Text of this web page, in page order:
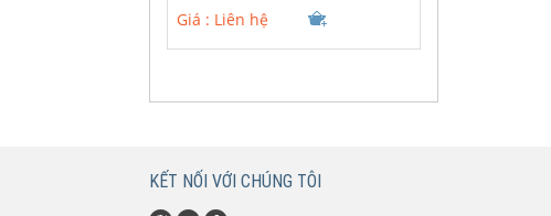
Giá : Liên hệ
KẾT NỐI VỚI CHÚNG TÔI